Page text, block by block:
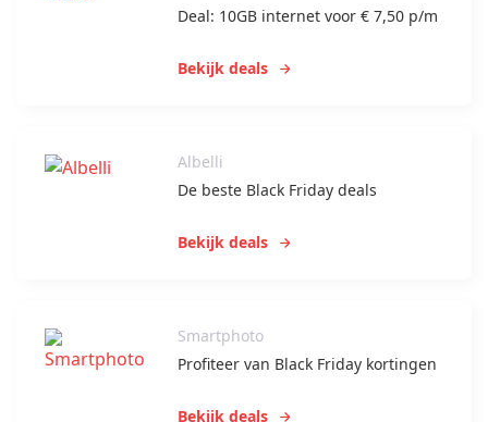
Deal: 10GB internet voor € 7,50 p/m
Bekijk deals
Albelli
De beste Black Friday deals
Bekijk deals
Smartphoto
Profiteer van Black Friday kortingen
Bekijk deals